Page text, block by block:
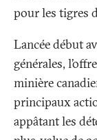
pour les tigres
Lancée début
générales,
minière
principaux
appâtant les